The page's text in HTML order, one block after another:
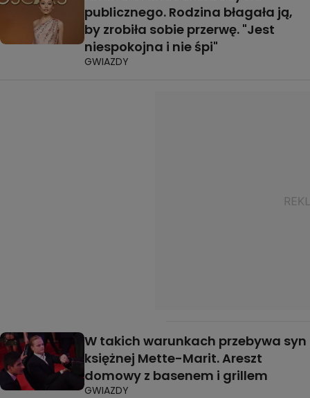
publicznego. Rodzina błagała ją,
by zrobiła sobie przerwę. "Jest
niespokojna i nie śpi"
GWIAZDY
W takich warunkach przebywa syn
księżnej Mette-Marit. Areszt
domowy z basenem i grillem
GWIAZDY